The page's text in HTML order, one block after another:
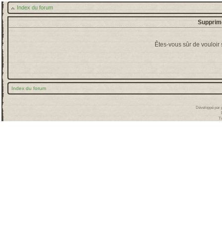
Index du forum
Êtes-vous sûr de
Index du forum
Développé par